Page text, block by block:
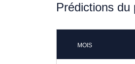
Prédictions du
MOIS